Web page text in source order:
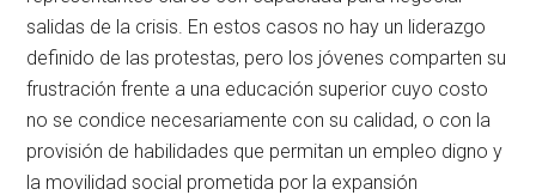
salidas de la crisis. En estos casos no hay un liderazgo
definido de las protestas, pero los jóvenes comparten su
frustración frente a una educación superior cuyo costo
no se condice necesariamente con su calidad, o con la
provisión de habilidades que permitan un empleo digno y
la movilidad social prometida por la expansión